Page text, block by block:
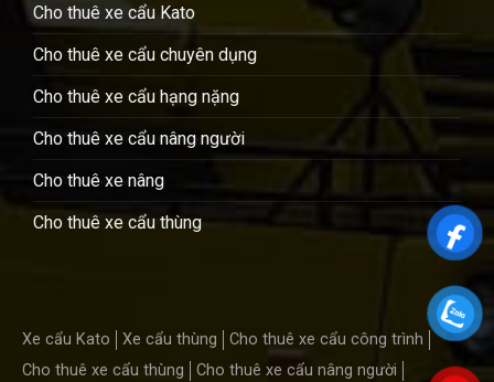
Cho thuê xe cẩu Kato
Cho thuê xe cẩu chuyên dụng
Cho thuê xe cẩu hạng nặng
Cho thuê xe cẩu nâng người
Cho thuê xe nâng
Cho thuê xe cẩu thùng
Xe cẩu Kato Xe cẩu thùng
Cho thuê xe cẩu công trình
Cho thuê xe cẩu thùng
Cho thuê xe cẩu nâng người